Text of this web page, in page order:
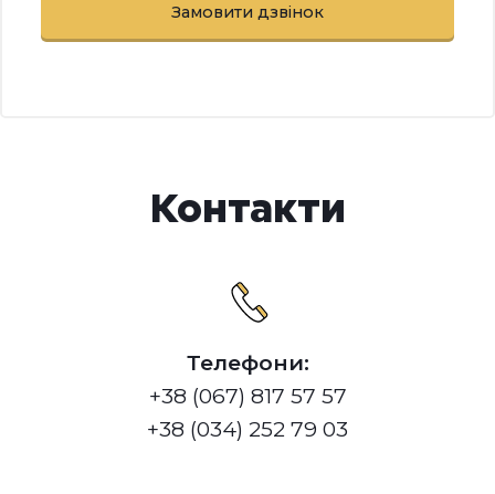
Контакти
Телефони:
+38 (067) 817 57 57
+38 (034) 252 79 03